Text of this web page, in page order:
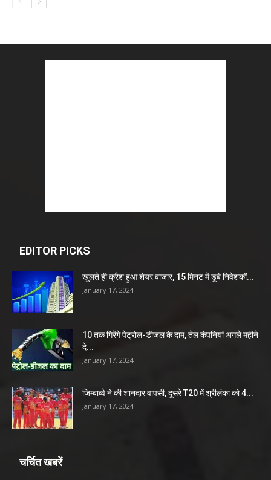
EDITOR PICKS
खुलते ही क्रैश हुआ शेयर बाजार, 15 मिनट में डूबे निवेशकों...
January 17, 2024
10 तक गिरेंगे पेट्रोल-डीजल के दाम, तेल कंपनियां अगले महीने
दे...
January 17, 2024
जिम्बाब्वे ने की शानदार वापसी, दूसरे T20 में श्रीलंका को 4...
January 17, 2024
चर्चित खबरें